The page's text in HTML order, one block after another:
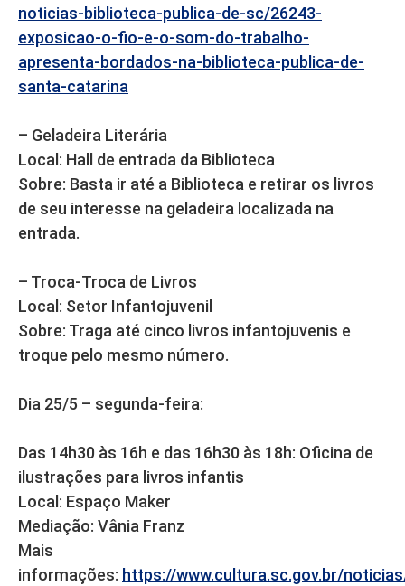
noticias-biblioteca-publica-de-sc/26243-
exposicao-o-fio-e-o-som-do-trabalho-
apresenta-bordados-na-biblioteca-publica-de-
santa-catarina
– Geladeira Literária
Local: Hall de entrada da Biblioteca
Sobre: Basta ir até a Biblioteca e retirar os livros
de seu interesse na geladeira localizada na
entrada.
– Troca-Troca de Livros
Local: Setor Infantojuvenil
Sobre: Traga até cinco livros infantojuvenis e
troque pelo mesmo número.
Dia 25/5 – segunda-feira:
Das 14h30 às 16h e das 16h30 às 18h: Oficina de
ilustrações para livros infantis
Local: Espaço Maker
Mediação: Vânia Franz
Mais
informações: https://www.cultura.sc.gov.br/